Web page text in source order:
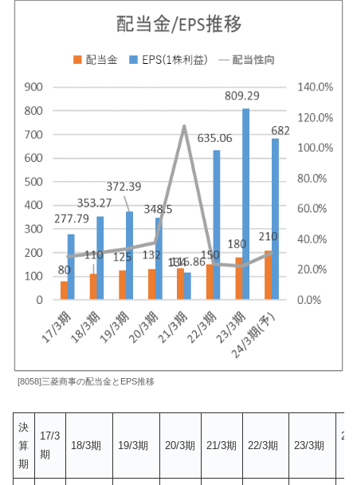
[8058]三菱商事の配当金とEPS推移
決
算
期
17/3
期
18/3期 19/3期 20/3期 21/3期 22/3期 23/3期